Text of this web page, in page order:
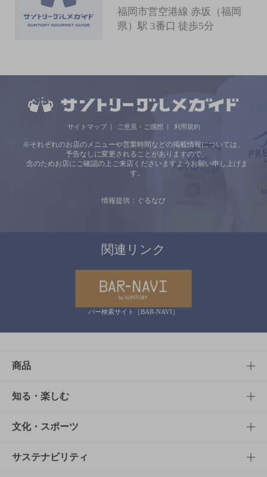
福岡市営空港線 赤坂（福岡
県）駅 3番口 徒歩5分
サイトマップ ご意見・ご感想 利用規約
※それぞれのお店のメニューや営業時間などの掲載情報については、
予告なしに変更されることがありますので、
念のためお店にご確認の上ご来店くださいますようお願い申し上げま
す。
情報提供：ぐるなび
関連リンク
バー検索サイト［BAR-NAVI］
商品
商品TOP
商品一覧
商品発売情報
知る・楽しむ
知る・楽しむTOP
キャンペーン
文化・スポーツ
文化・スポーツTOP
サステナビリティ